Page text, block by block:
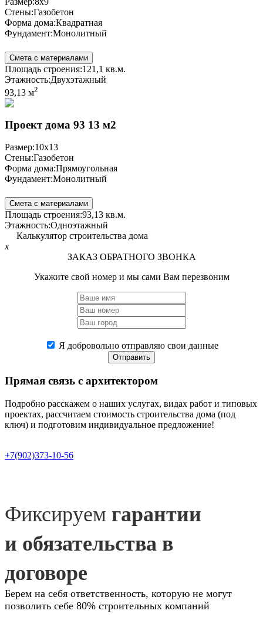
Стены:Газобетон
Форма дома:Квадратная
Фундамент:Монолитный
Смета с материалами
Площадь строения:121,1 кв.м.
Этажность:Двухэтажный
93,13 м2
Проект дома 93 13 м2
Размер:10x13
Стены:Газобетон
Форма дома:Прямоугольная
Фундамент:Монолитный
Смета с материалами
Площадь строения:93,13 кв.м.
Этажность:Одноэтажный
Калькулятор строительства дома
x
ЗАКАЗ ОБРАТНОГО ЗВОНКА
Укажите свой номер и мы сами Вам перезвоним
Я добровольно отправляю свои данные
Отправить
Прямая связь с архитектором
Подробно расскажем о наших услугах, видах работ и типовых
проектах, рассчитаем стоимость строительства дома (под
ключ) и подготовим индивидуальное предложение!
+7(902)373-10-56
Фиксируем гарантии
и обязательства в
договоре
Берем на себя ответственность, которую не могут
позволить себе 80% строительных компаний